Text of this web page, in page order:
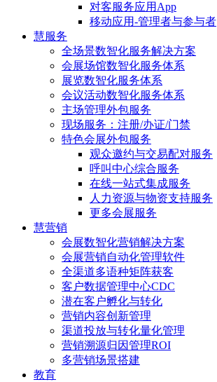
对客服务应用App
移动应用-管理者与参与者
慧服务
全场景数智化服务解决方案
会展场馆数智化服务体系
展览数智化服务体系
会议活动数智化服务体系
主场管理外包服务
现场服务：注册/办证/门禁
特色会展外包服务
观众邀约与交易配对服务
呼叫中心综合服务
在线一站式集成服务
人力资源与物资支持服务
更多会展服务
慧营销
会展数智化营销解决方案
会展营销自动化管理软件
全渠道多语种矩阵获客
客户数据管理中心CDC
潜在客户孵化与转化
营销内容创新管理
渠道投放与转化量化管理
营销溯源归因管理ROI
多营销场景搭建
教育